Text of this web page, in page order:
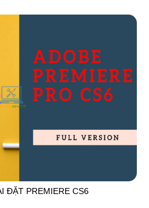
ĐẶT PREMIERE CS6